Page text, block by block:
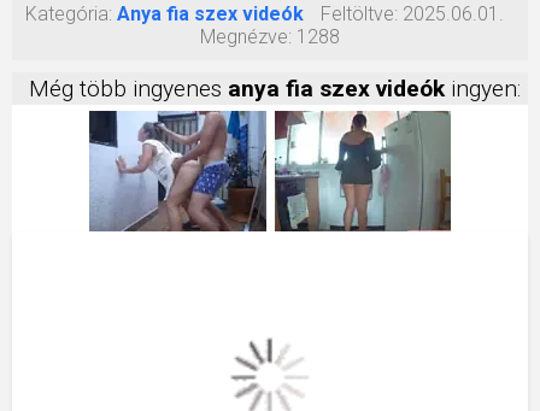
Kategória: Anya fia szex videók Feltöltve: 2025.06.01.
Megnézve: 1288
Még több ingyenes anya fia szex videókingyen: